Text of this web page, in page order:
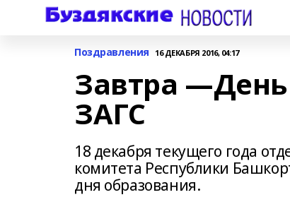
Поздравления 16 ДЕКАБРЯ 2016, 04:17
Завтра —День
ЗАГС
18 декабря текущего года
комитета Республики
дня образования.